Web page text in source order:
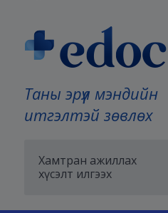
Таны эрүүл мэндийн
итгэлтэй зөвлөх
Хамтран ажиллах
хүсэлт илгээх